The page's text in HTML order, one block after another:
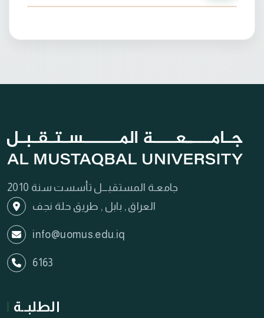
جامعـة المستقبـــل تأسست سنة 2010
العراق , بابل , طريق حلة نجف
info@uomus.edu.iq
6163
الطلبــة